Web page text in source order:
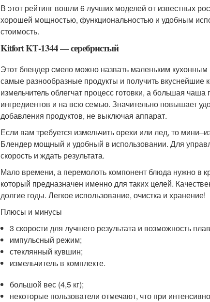
В этот рейтинг вошли 6 лучших моделей от известных
хорошей мощностью, функциональностью и удобным
стоимость.
Kitfort KT-1344 — серебристый
Этот блендер смело можно назвать маленьким
самые разнообразные продукты и получить вкуснейшие
измельчитель облегчат процесс готовки, а большая
ингредиентов и на всю семью. Значительно повышает
добавления продуктов, не выключая аппарат.
Если вам требуется измельчить орехи или лед, то
Блендер мощный и удобный в использовании. Для
скорость и ждать результата.
Мало времени, а перемолоть компонент блюда нужно в
который предназначен именно для таких целей.
долгие годы. Легкое использование, очистка и хранение!
Плюсы и минусы
3 скорости для лучшего результата и возможность
импульсный режим;
стеклянный кувшин;
измельчитель в комплекте.
большой вес (4,5 кг);
некоторые пользователи отмечают, что при